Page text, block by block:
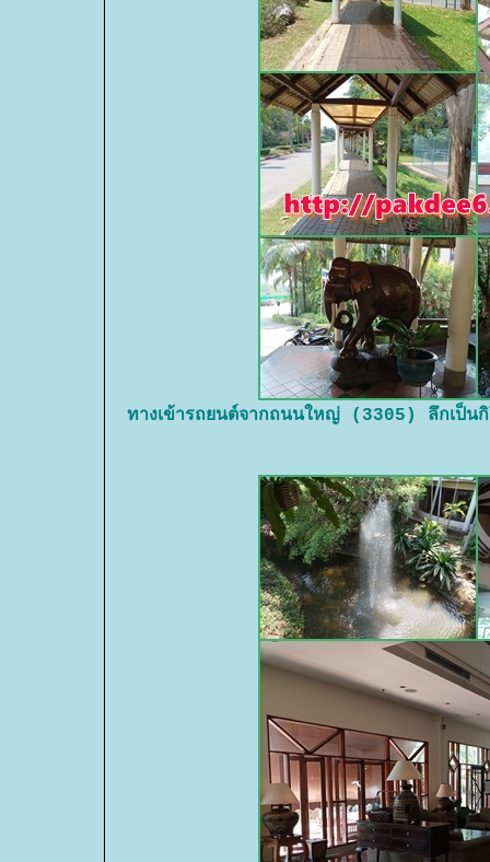
ทางเข้ารถยนต์จากถนนใหญ่ (3305) ลึกเป็น